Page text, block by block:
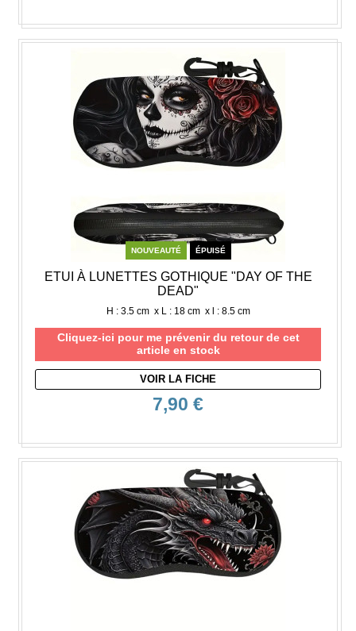
NOUVEAUTÉ ÉPUISÉ
ETUI À LUNETTES GOTHIQUE "DAY OF THE
DEAD"
H : 3.5 cm x L : 18 cm x l : 8.5 cm
Cliquez-ici pour me prévenir du retour de cet
article en stock
VOIR LA FICHE
7,90 €